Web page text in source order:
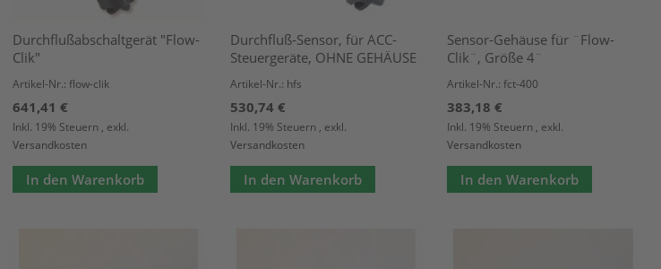
Durchflußabschaltgerät "Flow-
Clik"
Artikel-Nr.: flow-clik
641,41 €
Inkl. 19% Steuern , exkl.
Versandkosten
In den Warenkorb
Durchfluß-Sensor, für ACC-
Steuergeräte, OHNE GEHÄUSE
Artikel-Nr.: hfs
530,74 €
Inkl. 19% Steuern , exkl.
Versandkosten
In den Warenkorb
Sensor-Gehäuse für ¨Flow-
Clik¨, Größe 4¨
Artikel-Nr.: fct-400
383,18 €
Inkl. 19% Steuern , exkl.
Versandkosten
In den Warenkorb